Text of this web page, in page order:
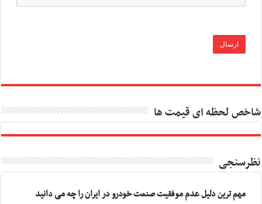
شاخص لحظه ای قیمت ها
نظرسنجی
مهم ترین دلیل عدم موفقیت صنعت خودرو در ایران را چه می دانید